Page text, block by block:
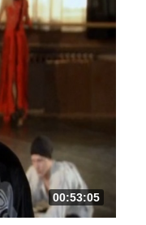
00:53:05